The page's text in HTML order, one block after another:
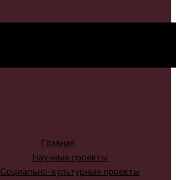
Главная
Научные проекты
Социально-культурные проекты